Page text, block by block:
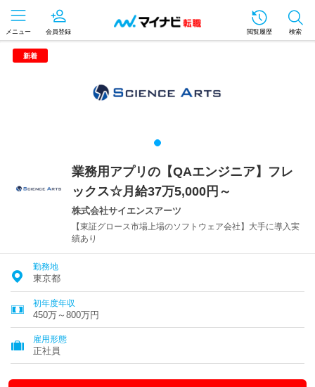
メニュー 会員登録 閲覧履歴 検索
新着
業務用アプリの【QAエンジニア】フレ
ックス☆月給37万5,000円～
株式会社サイエンスアーツ
【東証グロース市場上場のソフトウェア会社】大手に導入実
績あり
勤務地
東京都
初年度年収
450万～800万円
雇用形態
正社員